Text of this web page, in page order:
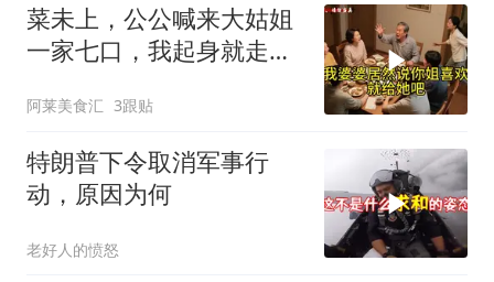
菜未上，公公喊来大姑姐
一家七口，我起身就走，
阿莱美食汇 3跟贴
特朗普下令取消军事行
动，原因为何
老好人的愤怒